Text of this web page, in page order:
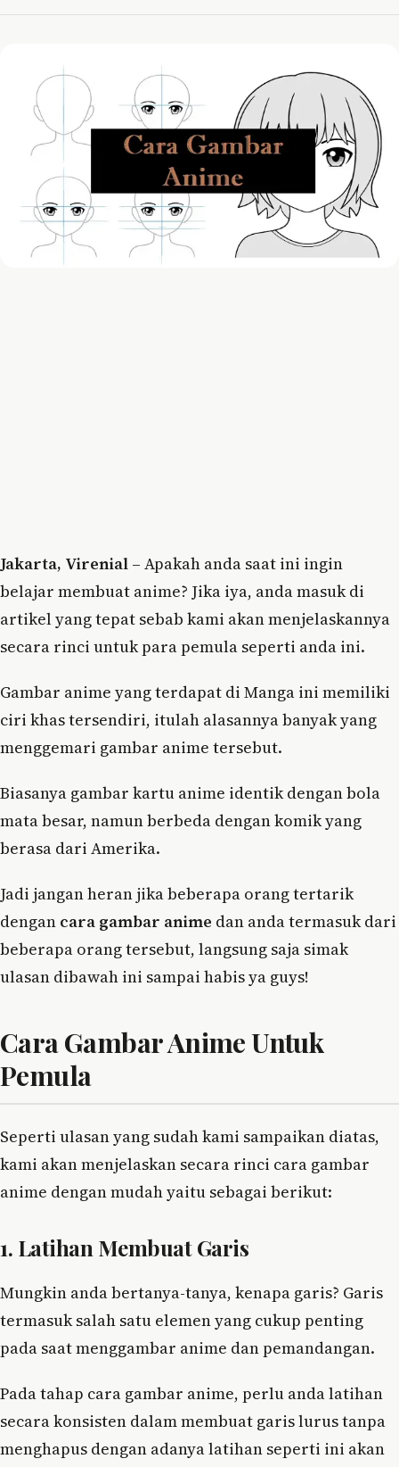
Jakarta, Virenial – Apakah anda saat ini ingin
belajar membuat anime? Jika iya, anda masuk di
artikel yang tepat sebab kami akan menjelaskannya
secara rinci untuk para pemula seperti anda ini.
Gambar anime yang terdapat di Manga ini memiliki
ciri khas tersendiri, itulah alasannya banyak yang
menggemari gambar anime tersebut.
Biasanya gambar kartu anime identik dengan bola
mata besar, namun berbeda dengan komik yang
berasa dari Amerika.
Jadi jangan heran jika beberapa orang tertarik
dengan cara gambar anime dan anda termasuk dari
beberapa orang tersebut, langsung saja simak
ulasan dibawah ini sampai habis ya guys!
Cara Gambar Anime Untuk
Pemula
Seperti ulasan yang sudah kami sampaikan diatas,
kami akan menjelaskan secara rinci cara gambar
anime dengan mudah yaitu sebagai berikut:
1. Latihan Membuat Garis
Mungkin anda bertanya-tanya, kenapa garis? Garis
termasuk salah satu elemen yang cukup penting
pada saat menggambar anime dan pemandangan.
Pada tahap cara gambar anime, perlu anda latihan
secara konsisten dalam membuat garis lurus tanpa
menghapus dengan adanya latihan seperti ini akan